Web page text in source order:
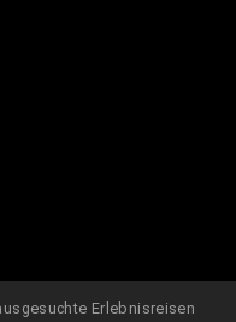
Erlebnisreisen